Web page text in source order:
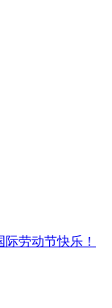
劳动节快乐！